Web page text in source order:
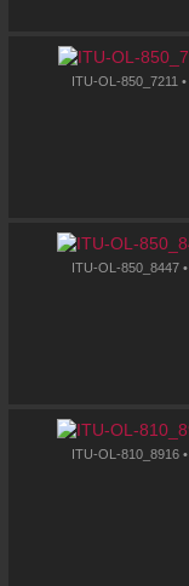
ITU-OL-850_7211 •
ITU-OL-850_8447 •
ITU-OL-810_8916 •